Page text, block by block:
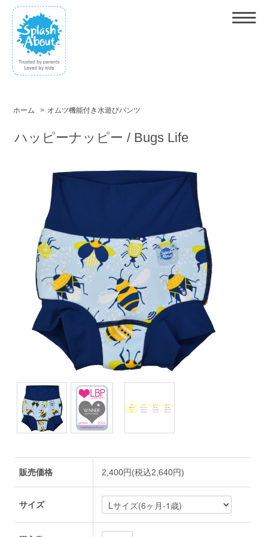
ホーム > オムツ機能付き水遊びパンツ
ハッピーナッピー / Bugs Life
販売価格 2,400円(税込2,640円)
サイズ